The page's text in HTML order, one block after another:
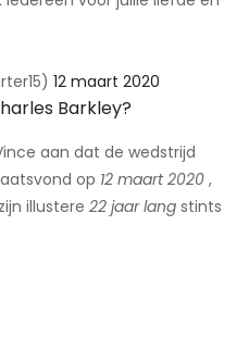
12 maart 2020
Barkley?
aan dat de wedstrijd
op 12 maart 2020 ,
illustere 22 jaar lang stints